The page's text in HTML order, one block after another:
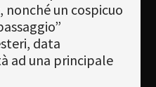
un cospicuo
data
ad una principale